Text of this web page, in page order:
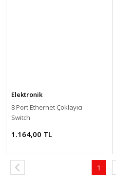
Elektronik
8 Port Ethernet Çoklayıcı
Switch
1.164,00 TL
1